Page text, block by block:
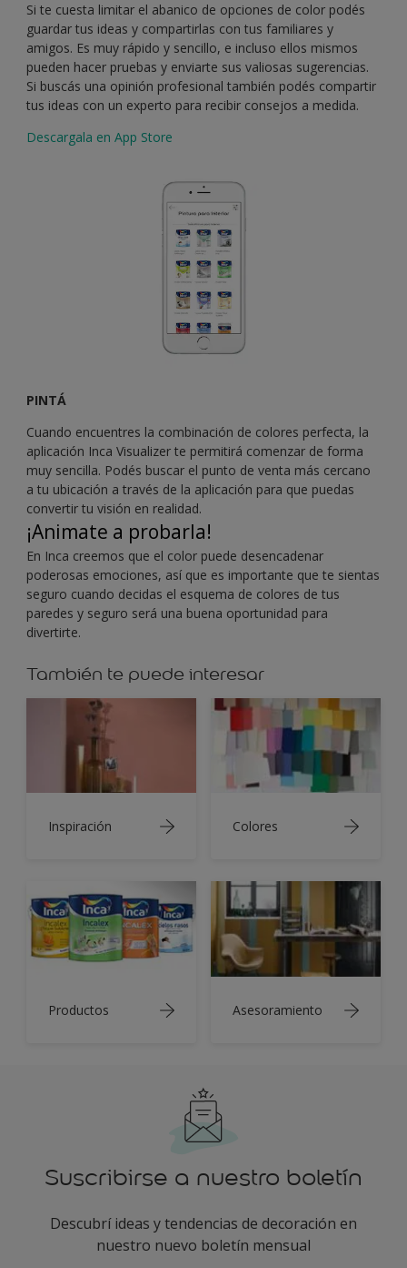
Si te cuesta limitar el abanico de opciones de color podés
guardar tus ideas y compartirlas con tus familiares y
amigos. Es muy rápido y sencillo, e incluso ellos mismos
pueden hacer pruebas y enviarte sus valiosas sugerencias.
Si buscás una opinión profesional también podés compartir
tus ideas con un experto para recibir consejos a medida.
Descargala en App Store
PINTÁ
Cuando encuentres la combinación de colores perfecta, la
aplicación Inca Visualizer te permitirá comenzar de forma
muy sencilla. Podés buscar el punto de venta más cercano
a tu ubicación a través de la aplicación para que puedas
convertir tu visión en realidad.
¡Animate a probarla!
En Inca creemos que el color puede desencadenar
poderosas emociones, así que es importante que te sientas
seguro cuando decidas el esquema de colores de tus
paredes y seguro será una buena oportunidad para
divertirte.
También te puede interesar
Inspiración Colores
Productos Asesoramiento
Suscribirse a nuestro boletín
Descubrí ideas y tendencias de decoración en
nuestro nuevo boletín mensual